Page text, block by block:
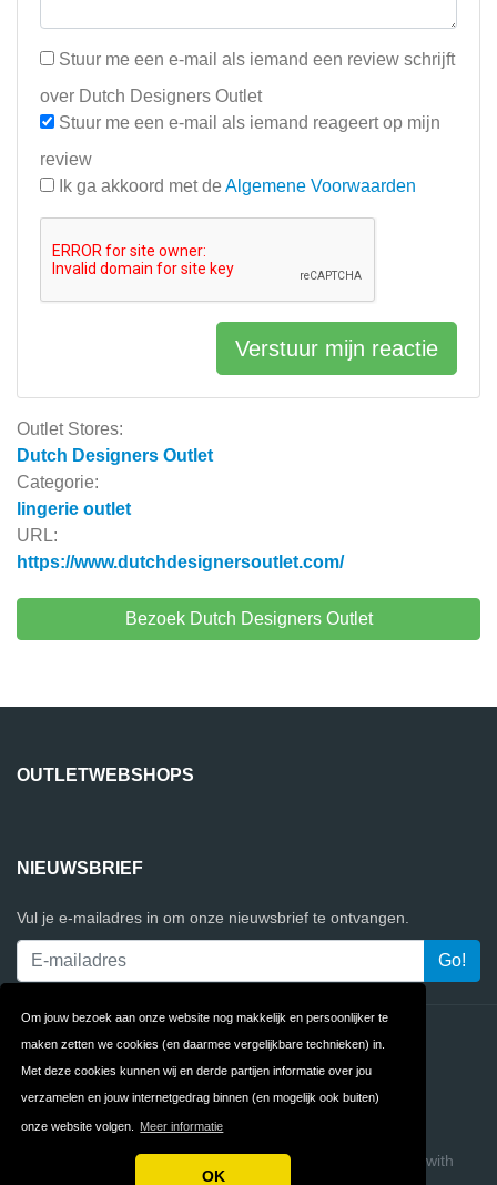
Om jouw bezoek aan onze website nog makkelijk en persoonlijker te
maken zetten we cookies (en daarmee vergelijkbare technieken) in.
Met deze cookies kunnen wij en derde partijen informatie over jou
verzamelen en jouw internetgedrag binnen (en mogelijk ook buiten)
onze website volgen. Meer informatie
OK
Outlet Stores:
Dutch Designers Outlet
Categorie:
lingerie outlet
URL:
https://www.dutchdesignersoutlet.com/
Bezoek Dutch Designers Outlet
Stuur me een e-mail als iemand een review schrijft
over Dutch Designers Outlet
Stuur me een e-mail als iemand reageert op mijn
review
Ik ga akkoord met de Algemene Voorwaarden
Verstuur mijn reactie
OUTLETWEBSHOPS
NIEUWSBRIEF
Vul je e-mailadres in om onze nieuwsbrief te ontvangen.
Contact Privacy
Algemene FAQ
Copyright © 2026 OutletWebshops
Build review sites with